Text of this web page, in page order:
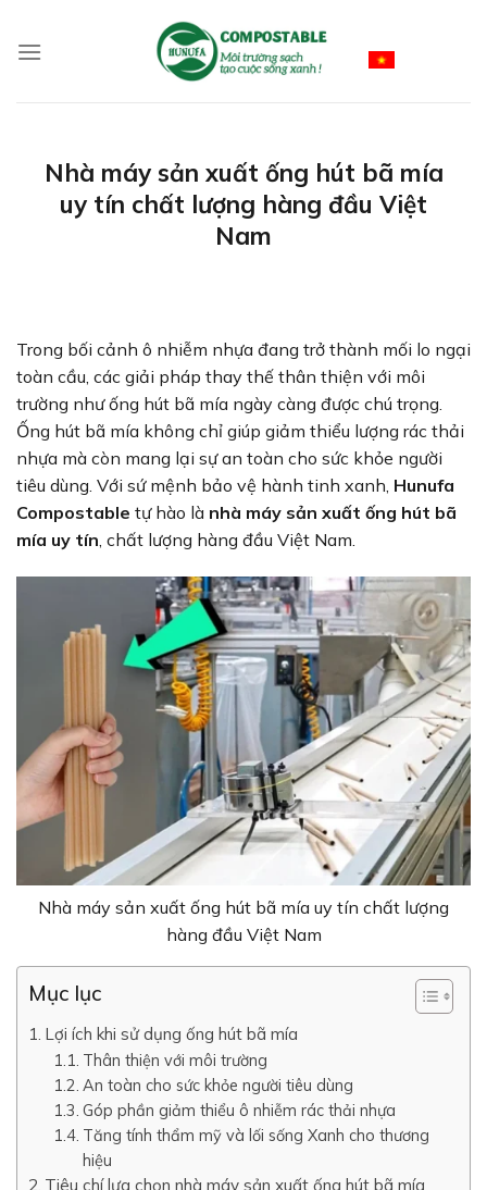
content
Nhà máy sản xuất ống hút bã mía
uy tín chất lượng hàng đầu Việt
Nam
Trong bối cảnh ô nhiễm nhựa đang trở thành mối lo ngại
toàn cầu, các giải pháp thay thế thân thiện với môi
trường như ống hút bã mía ngày càng được chú trọng.
Ống hút bã mía không chỉ giúp giảm thiểu lượng rác thải
nhựa mà còn mang lại sự an toàn cho sức khỏe người
tiêu dùng. Với sứ mệnh bảo vệ hành tinh xanh, Hunufa
Compostable tự hào là nhà máy sản xuất ống hút bã
mía uy tín, chất lượng hàng đầu Việt Nam.
Nhà máy sản xuất ống hút bã mía uy tín chất lượng
hàng đầu Việt Nam
Mục lục
Lợi ích khi sử dụng ống hút bã mía
Thân thiện với môi trường
An toàn cho sức khỏe người tiêu dùng
Góp phần giảm thiểu ô nhiễm rác thải nhựa
Tăng tính thẩm mỹ và lối sống Xanh cho thương
hiệu
Tiêu chí lựa chọn nhà máy sản xuất ống hút bã mía